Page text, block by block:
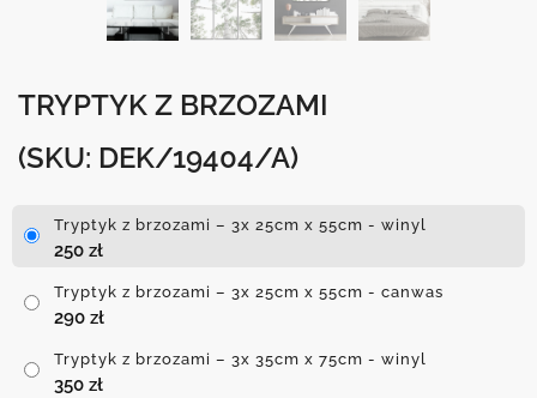
TRYPTYK Z BRZOZAMI
(SKU: DEK/19404/A)
Tryptyk z brzozami – 3x 25cm x 55cm - winyl
250 zł
Tryptyk z brzozami – 3x 25cm x 55cm - canwas
290 zł
Tryptyk z brzozami – 3x 35cm x 75cm - winyl
350 zł